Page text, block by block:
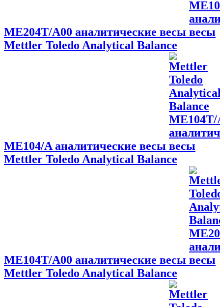
ME204T/A00 аналитические весы
Mettler Toledo Analytical Balance
ME104/A аналитические весы
Mettler Toledo Analytical Balance
ME104T/A00 аналитические весы
Mettler Toledo Analytical Balance